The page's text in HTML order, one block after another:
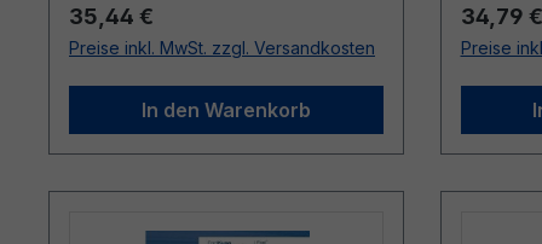
Regulärer Preis:
35,44 €
Preise inkl. MwSt. zzgl. Versandkosten
In den Warenkorb
34,79 €
Preise